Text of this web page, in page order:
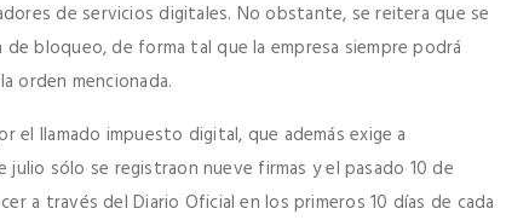
de servicios digitales. No obstante, se reitera que se
bloqueo, de forma tal que la empresa siempre podrá
orden mencionada.
el llamado impuesto digital, que además exige a
sólo se registraon nueve firmas y el pasado 10 de
a través del Diario Oficial en los primeros 10 días de cada